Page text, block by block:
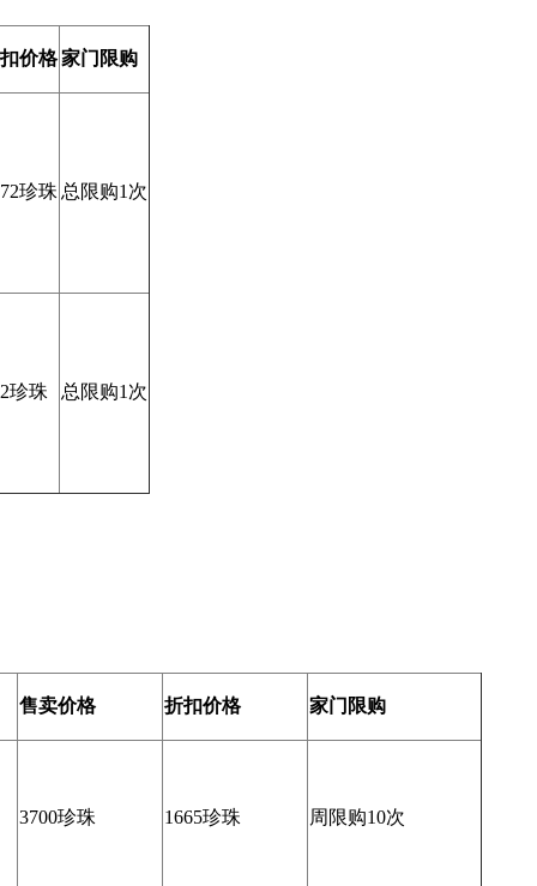
价格 家门限购
珍珠 总限购1次
珍珠 总限购1次
售卖价格 折扣价格 家门限购
3700珍珠 1665珍珠 周限购10次